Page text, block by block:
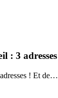
: 3 adresses
! Et de…